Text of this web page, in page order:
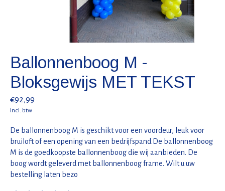
Ballonnenboog M -
Bloksgewijs MET TEKST
€92,99
Incl. btw
De ballonnenboog M is geschikt voor een voordeur, leuk voor
bruiloft of een opening van een bedrijfspand.De ballonnenboog
M is de goedkoopste ballonnenboog die wij aanbieden. De
boog wordt geleverd met ballonnenboog frame. Wilt u uw
bestelling laten bezo